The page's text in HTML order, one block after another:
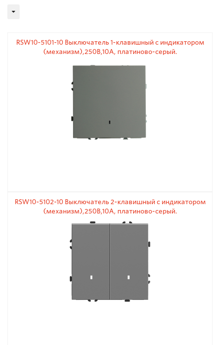
RSW10-5101-10 Выключатель 1-клавишный c индикатором
(механизм),250В,10А, платиново-серый.
RSW10-5102-10 Выключатель 2-клавишный c индикатором
(механизм),250В,10А, платиново-серый.